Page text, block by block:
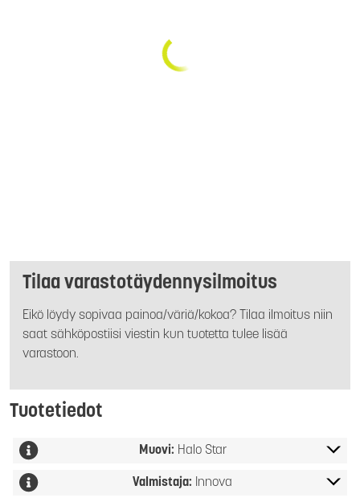
Tilaa varastotäydennysilmoitus
Eikö löydy sopivaa painoa/väriä/kokoa? Tilaa ilmoitus niin
saat sähköpostiisi viestin kun tuotetta tulee lisää
varastoon.
Tuotetiedot
Muovi: Halo Star
Valmistaja: Innova